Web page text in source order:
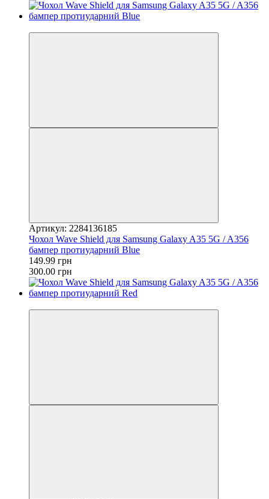
Артикул: 2284136185
Чохол Wave Shield для Samsung Galaxy A35 5G / A356
бампер протиударний Blue
149.99 грн
300.00 грн